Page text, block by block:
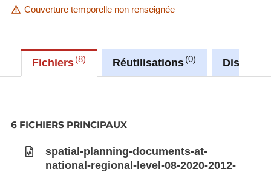
Couverture temporelle non renseignée
Fichiers 8 Réutilisations 0
6 FICHIERS PRINCIPAUX
spatial-planning-documents-at-
national-regional-level-08-2020-2012-